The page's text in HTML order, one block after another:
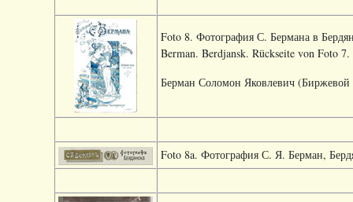
Foto 8. Фотография С. Бермана в
Berman. Berdjansk. Rückseite von Foto
Берман Соломон Яковлевич
Foto 8a. Фотография С. Я. Берман,